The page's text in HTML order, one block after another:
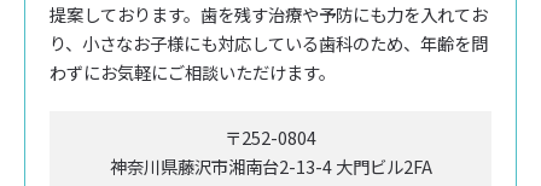
提案しております。歯を残す治療や予防にも力を入れてお
り、小さなお子様にも対応している歯科のため、年齢を問
わずにお気軽にご相談いただけます。
〒252-0804
神奈川県藤沢市湘南台2-13-4 大門ビル2FA